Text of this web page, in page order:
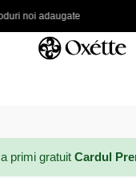
EXTRA 5% CARD
primi gratuit Cardul